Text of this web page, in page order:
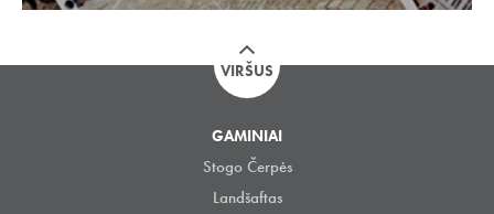
VIRŠUS
GAMINIAI
Stogo Čerpės
Landšaftas